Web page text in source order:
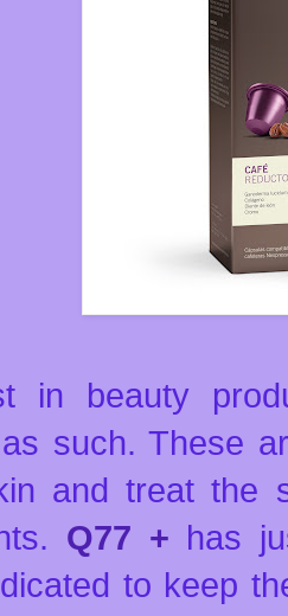
in beauty
such. These
and treat the
Q77 + has
to keep